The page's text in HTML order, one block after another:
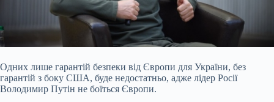
Одних лише гарантій безпеки від Європи для України, без
гарантій з боку США, буде недостатньо, адже лідер Росії
Володимир Путін не боїться Європи.